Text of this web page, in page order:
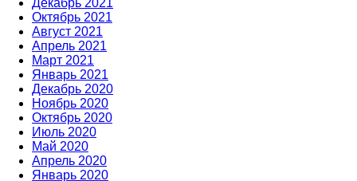
Декабрь 2021
Октябрь 2021
Август 2021
Апрель 2021
Март 2021
Январь 2021
Декабрь 2020
Ноябрь 2020
Октябрь 2020
Июль 2020
Май 2020
Апрель 2020
Январь 2020